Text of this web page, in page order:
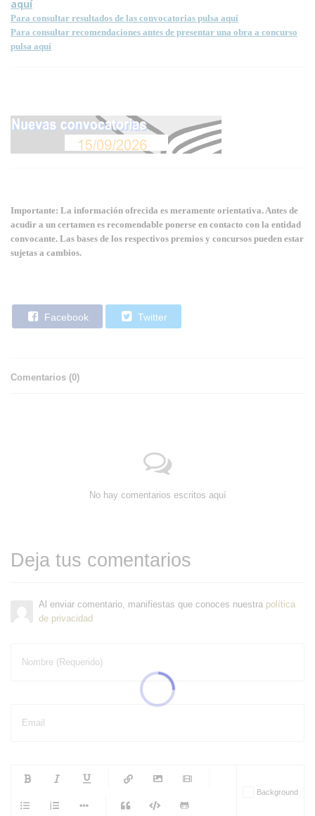
aquí
Para consultar resultados de las convocatorias pulsa aquí
Para consultar recomendaciones antes de presentar una obra a concurso
pulsa aquí
Importante: La información ofrecida es meramente orientativa. Antes de
acudir a un certamen es recomendable ponerse en contacto con la entidad
convocante. Las bases de los respectivos premios y concursos pueden estar
sujetas a cambios.
Facebook Twitter
Comentarios (0)
No hay comentarios escritos aquí
Deja tus comentarios
Al enviar comentario, manifiestas que conoces nuestra política
de privacidad
Nombre (Requerido)
Email
Background